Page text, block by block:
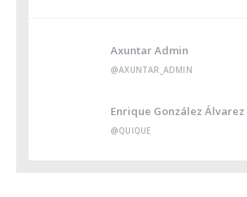
Axuntar Admin
@AXUNTAR_ADMIN
Enrique González Álvarez
@QUIQUE